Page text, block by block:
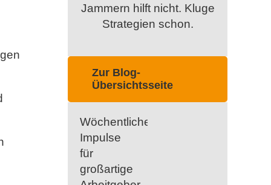
Jammern hilft nicht. Kluge
Strategien schon.
Zur Blog-
Übersichtsseite
Wöchentliche
Impulse
für
großartige